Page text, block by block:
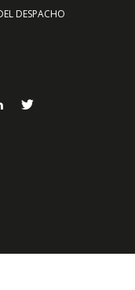
DESPACHO